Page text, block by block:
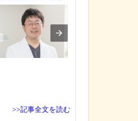
>>記事全文を読む